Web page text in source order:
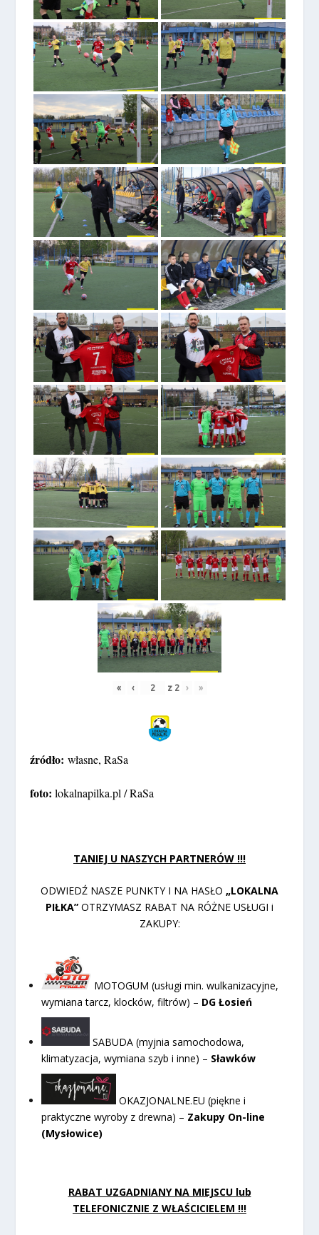
« ‹ z 2 › »
źródło:własne, RaSa
foto:lokalnapilka.pl / RaSa
TANIEJ U NASZYCH PARTNERÓW !!!
ODWIEDŹ NASZE PUNKTY I NA HASŁO „LOKALNA
PIŁKA” OTRZYMASZ RABAT NA RÓŻNE USŁUGI i
ZAKUPY:
MOTOGUM (usługi min. wulkanizacyjne,
wymiana tarcz, klocków, filtrów) – DG Łosień
SABUDA (myjnia samochodowa,
klimatyzacja, wymiana szyb i inne) – Sławków
OKAZJONALNE.EU (piękne i
praktyczne wyroby z drewna) – Zakupy On-line
(Mysłowice)
RABAT UZGADNIANY NA MIEJSCU lub
TELEFONICZNIE Z WŁAŚCICIELEM !!!